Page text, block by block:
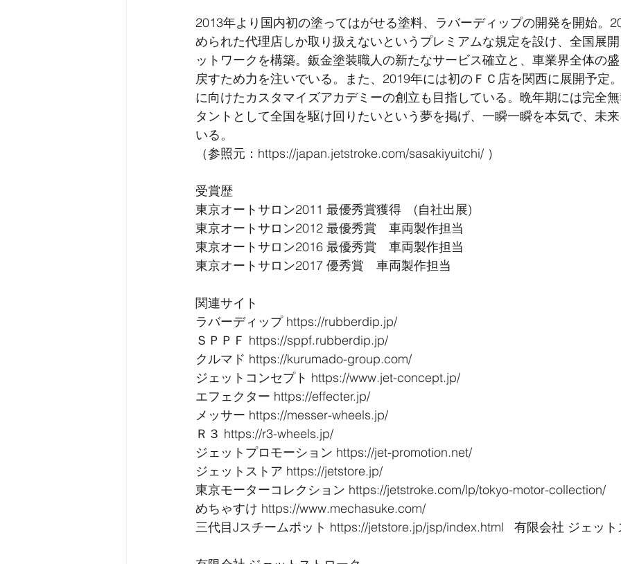
2013年より国内初の塗ってはがせる塗料、ラバーディップの開発を開始。
められた代理店しか取り扱えないというプレミアムな規定を設け、全国展
ットワークを構築。鈑金塗装職人の新たなサービス確立と、車業界全体の
戻すため力を注いでいる。また、2019年には初のＦＣ店を関西に展開予定
に向けたカスタマイズアカデミーの創立も目指している。晩年期には完全
タントとして全国を駆け回りたいという夢を掲げ、一瞬一瞬を本気で、未
いる。
（参照元：https://japan.jetstroke.com/sasakiyuitchi/ ）
受賞歴
東京オートサロン2011 最優秀賞獲得　(自社出展)
東京オートサロン2012 最優秀賞　車両製作担当
東京オートサロン2016 最優秀賞　車両製作担当
東京オートサロン2017 優秀賞　車両製作担当
関連サイト
ラバーディップ https://rubberdip.jp/
ＳＰＰＦ https://sppf.rubberdip.jp/
クルマド https://kurumado-group.com/
ジェットコンセプト https://www.jet-concept.jp/
エフェクター https://effecter.jp/
メッサー https://messer-wheels.jp/
Ｒ３ https://r3-wheels.jp/
ジェットプロモーション https://jet-promotion.net/
ジェットストア https://jetstore.jp/
東京モーターコレクション https://jetstroke.com/lp/tokyo-motor-collection/
めちゃすけ https://www.mechasuke.com/
三代目Jスチームポット https://jetstore.jp/jsp/index.html   有限会社 ジェット